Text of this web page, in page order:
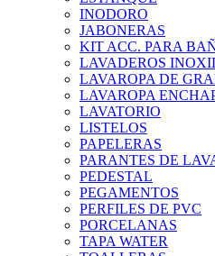
INODORO
JABONERAS
KIT ACC. PARA
LAVADEROS
LAVAROPA DE
LAVAROPA
LAVATORIO
LISTELOS
PAPELERAS
PARANTES DE
PEDESTAL
PEGAMENTOS
PERFILES DE PVC
PORCELANAS
TAPA WATER